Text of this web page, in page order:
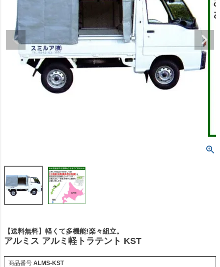
【送料無料】軽くて多機能!楽々組立。
アルミス アルミ軽トラテント KST
商品番号 ALMS-KST